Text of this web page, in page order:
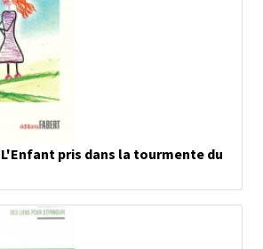
L'Enfant pris dans la tourmente du